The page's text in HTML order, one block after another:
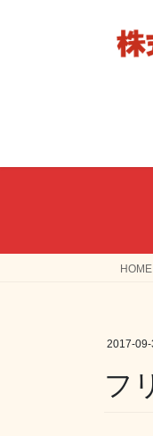
HOME
2017-
フ